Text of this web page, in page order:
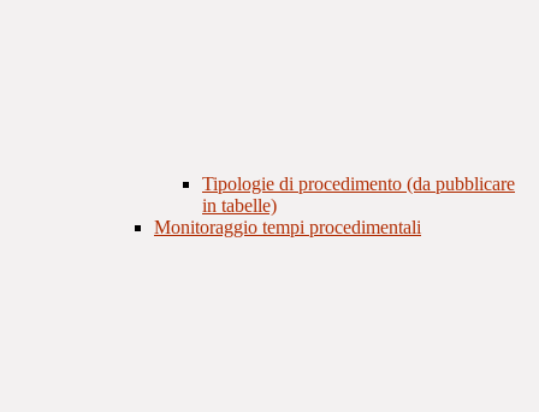
Tipologie di procedimento (da pubblicare
in tabelle)
Monitoraggio tempi procedimentali